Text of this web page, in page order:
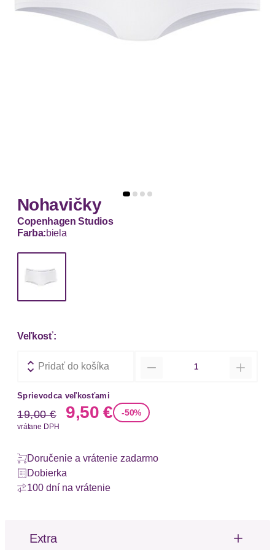
Nohavičky
Copenhagen Studios
Farba:biela
Veľkosť:
Pridať do košíka
Sprievodca veľkosťami
Stará cena
19,00 € Nová cena
9,50 € -50%
vrátane DPH
Doručenie a vrátenie zadarmo
Dobierka
100 dní na vrátenie
Extra